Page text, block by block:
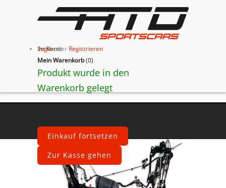
Ihr Konto
Loginoder Registrieren
Mein Warenkorb(0)
Produkt wurde in den
Warenkorb gelegt
Einkauf fortsetzen
Zur Kasse gehen